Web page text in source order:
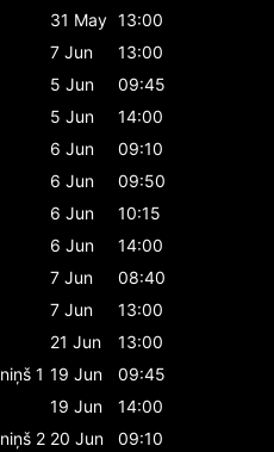
31 May 13:00
7 Jun
13:00
5 Jun
09:45
5 Jun
14:00
6 Jun
09:10
6 Jun
09:50
6 Jun
10:15
6 Jun
14:00
7 Jun
08:40
7 Jun
13:00
21 Jun
13:00
1 19 Jun
09:45
19 Jun
14:00
2 20 Jun
09:10